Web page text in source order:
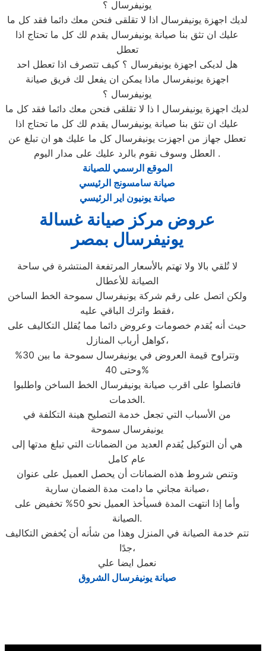
يونيفرسال ؟
لديك اجهزة يونيفرسال اذا لا تقلقى فنحن معك دائما فقد كل ما
عليك ان تثق بنا صيانة يونيفرسال يقدم لك كل ما تحتاج اذا
تعطل
هل لديكى اجهزة يونيفرسال ؟ كيف تتصرف اذا تعطل احد
اجهزة يونيفرسال ماذا يمكن ان يفعل لك فريق صيانة
يونيفرسال ؟
لديك اجهزة يونيفرسال ا ذا لا تقلقى فنحن معك دائما فقد كل ما
عليك ان تثق بنا صيانة يونيفرسال يقدم لك كل ما تحتاج اذا
تعطل جهاز من اجهزت يونيفرسال كل ما عليك هو ان تبلغ عن
العطل وسوف نقوم بالرد عليك على مدار اليوم .
الموقع الرسمي للصيانة
صيانة سامسونج الرئيسي
صيانة يونيون اير الرئيسي
عروض مركز صيانة غسالة
يونيفرسال بمصر
لا تُلقي بالا ولا تهتم بالأسعار المرتفعة المنتشرة في ساحة
الصيانة للأعطال
ولكن اتصل على رقم شركة يونيفرسال سموحة الخط الساخن
فقط واترك الباقي عليه،
حيث أنه يُقدم خصومات وعروض دائما مما يُقلل التكاليف على
كواهل أرباب المنازل،
وتتراوح قيمة العروض في يونيفرسال سموحة ما بين 30%
وحتى 40%
فاتصلوا على اقرب صيانة يونيفرسال الخط الساخن واطلبوا
الخدمات.
من الأسباب التي تجعل خدمة التصليح هينة التكلفة في
يونيفرسال سموحة
هي أن التوكيل يُقدم العديد من الضمانات التي تبلغ مدتها إلى
عام كامل
وتنص شروط هذه الضمانات أن يحصل العميل على عنوان
صيانة مجاني ما دامت مدة الضمان سارية،
وأما إذا انتهت المدة فسيأخذ العميل نحو 50% تخفيض على
الصيانة.
تتم خدمة الصيانة في المنزل وهذا من شأنه أن يُخفض التكاليف
جدًا،
نعمل ايضا علي
صيانة يونيفرسال الشروق